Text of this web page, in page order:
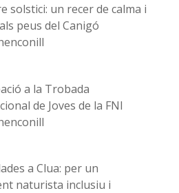
solstici: un recer de calma i
peus del Canigó
a la Trobada
de Joves de la FNI
a Clua: per un
naturista inclusiu i